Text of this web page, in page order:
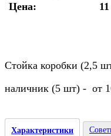
Цена:
Стойка коробки (2,5
наличник (5 шт) - от
Характеристики